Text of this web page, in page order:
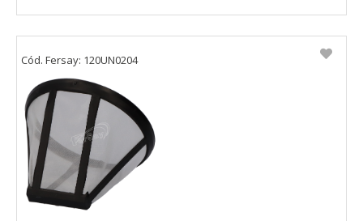
Cód. Fersay: 120UN0204